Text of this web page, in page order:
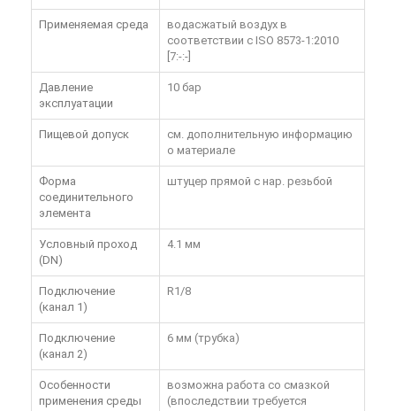
Применяемая среда
водасжатый воздух в
соответствии с ISO 8573-1:2010
[7:-:-]
Давление
эксплуатации
10 бар
Пищевой допуск
см. дополнительную информацию
о материале
Форма
соединительного
элемента
штуцер прямой с нар. резьбой
Условный проход
(DN)
4.1 мм
Подключение
(канал 1)
R1/8
Подключение
(канал 2)
6 мм (трубка)
Особенности
применения среды
возможна работа со смазкой
(впоследствии требуется